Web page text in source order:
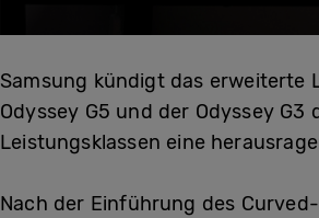
Samsung kündigt das erweiterte
Odyssey G5 und der Odyssey
Leistungsklassen eine
Nach der Einführung des